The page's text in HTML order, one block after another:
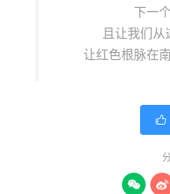
下一
且让我们
让红色根脉在

 